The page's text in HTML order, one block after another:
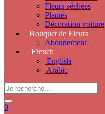
Fleurs séchées
Plantes
Décoration voiture
Bouquet de Fleurs
Abonnement
French
English
Arabic
0